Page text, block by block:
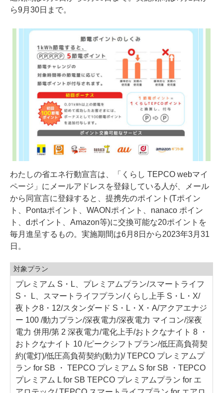
ら9月30日まで。
わたしの省エネ行動宣言は、「くらし TEPCO webマイ
ページ」にメールアドレスを登録している人が、メール
から同宣言に登録すると、提携先のポイント(Tポイン
ト、Pontaポイント、WAONポイント、nanaco ポイン
ト、dポイント、Amazon等)に交換可能な20ポイントを
毎月進呈するもの。実施期間は6月8日から2023年3月31
日。
対象プラン
プレミアム S・L、プレミアムプラン/スマートライフ
S・ L、スマートライフプラン/くらし上手 S・L・X/
夜トク8・12/スタンダード S・L・X・A/アクアエナジ
ー 100 /動力プラン/深夜電力/深夜電力 マイコン/深夜
電力 併用/第 2 深夜電力/電化上手/おトクなナイト 8 ・
おトクなナイト 10 /ピークシフトプラン/低圧高負荷契
約(電灯)/低圧高負荷契約(動力)/ TEPCO プレミアムプ
ラン for SB ・ TEPCO プレミアム S for SB ・TEPCO
プレミアム L for SB TEPCO プレミアムプラン for エ